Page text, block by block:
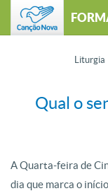
Liturgia
Qual o
A Quarta-feira de
dia que marca o